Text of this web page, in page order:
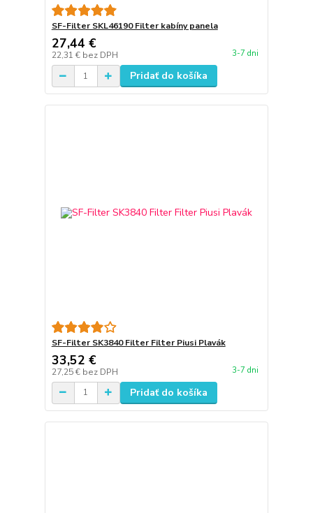
SF-Filter SKL46190 Filter kabíny panela
27,44 €
22,31 € bez DPH 3-7 dni
Pridať do košíka
SF-Filter SK3840 Filter Filter Piusi Plavák
33,52 €
27,25 € bez DPH 3-7 dni
Pridať do košíka